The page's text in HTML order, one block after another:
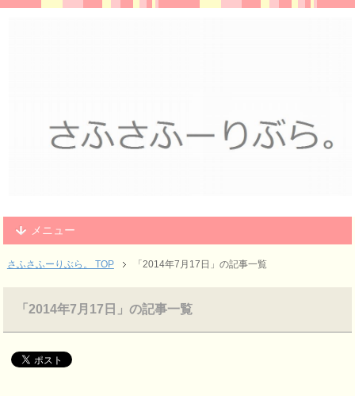
メニュー
さふさふーりぶら。 TOP 「2014年7月17日」の記事一覧
「2014年7月17日」の記事一覧